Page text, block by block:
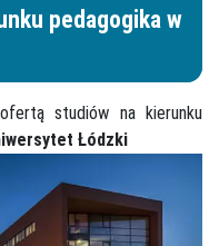
pedagogika w
studiów na kierunku
Łódzki